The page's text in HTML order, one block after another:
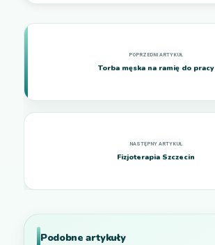
Torba męska na ramię do pracy
Fizjoterapia Szczecin
Podobne artykuły